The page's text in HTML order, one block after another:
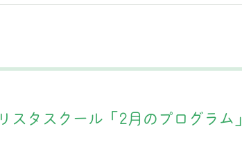
リスタスクール「2月のプログラム」